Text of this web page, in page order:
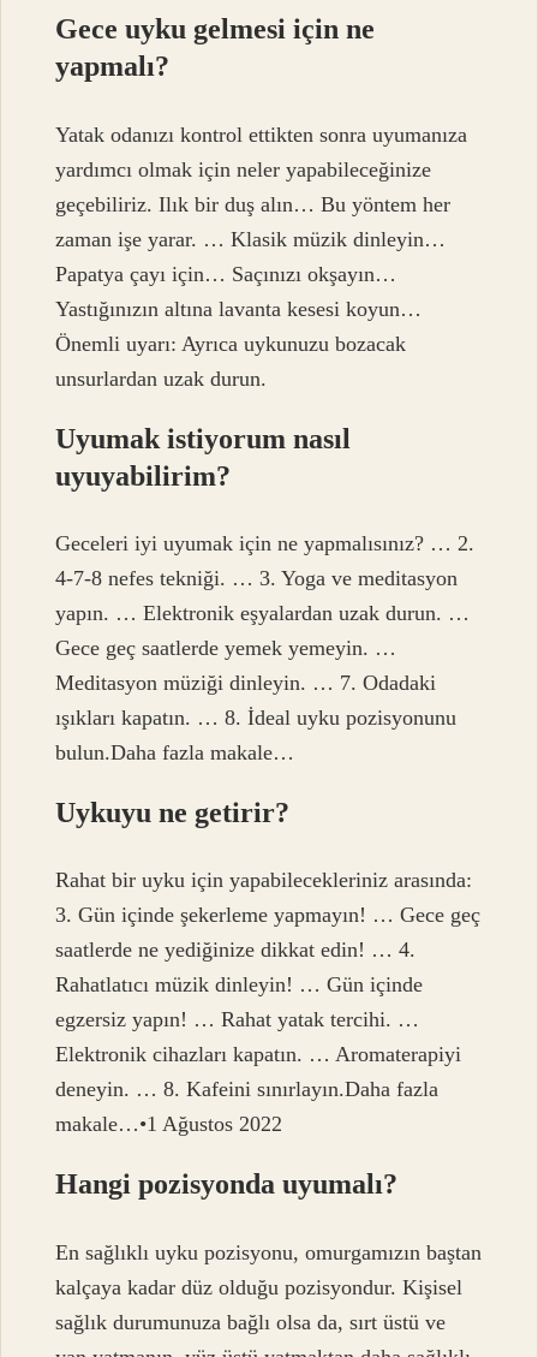
Gece uyku gelmesi için ne
yapmalı?
Yatak odanızı kontrol ettikten sonra uyumanıza
yardımcı olmak için neler yapabileceğinize
geçebiliriz. Ilık bir duş alın… Bu yöntem her
zaman işe yarar. … Klasik müzik dinleyin…
Papatya çayı için… Saçınızı okşayın…
Yastığınızın altına lavanta kesesi koyun…
Önemli uyarı: Ayrıca uykunuzu bozacak
unsurlardan uzak durun.
Uyumak istiyorum nasıl
uyuyabilirim?
Geceleri iyi uyumak için ne yapmalısınız? … 2.
4-7-8 nefes tekniği. … 3. Yoga ve meditasyon
yapın. … Elektronik eşyalardan uzak durun. …
Gece geç saatlerde yemek yemeyin. …
Meditasyon müziği dinleyin. … 7. Odadaki
ışıkları kapatın. … 8. İdeal uyku pozisyonunu
bulun.Daha fazla makale…
Uykuyu ne getirir?
Rahat bir uyku için yapabilecekleriniz arasında:
3. Gün içinde şekerleme yapmayın! … Gece geç
saatlerde ne yediğinize dikkat edin! … 4.
Rahatlatıcı müzik dinleyin! … Gün içinde
egzersiz yapın! … Rahat yatak tercihi. …
Elektronik cihazları kapatın. … Aromaterapiyi
deneyin. … 8. Kafeini sınırlayın.Daha fazla
makale…•1 Ağustos 2022
Hangi pozisyonda uyumalı?
En sağlıklı uyku pozisyonu, omurgamızın baştan
kalçaya kadar düz olduğu pozisyondur. Kişisel
sağlık durumunuza bağlı olsa da, sırt üstü ve